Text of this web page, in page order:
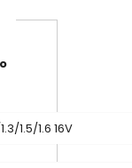
1.5/1.6 16V